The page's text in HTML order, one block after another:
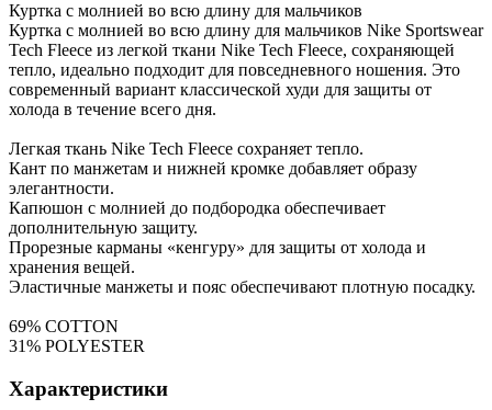
Куртка с молнией во всю длину для мальчиков
Куртка с молнией во всю длину для мальчиков Nike Sportswear
Tech Fleece из легкой ткани Nike Tech Fleece, сохраняющей
тепло, идеально подходит для повседневного ношения. Это
современный вариант классической худи для защиты от
холода в течение всего дня.
Легкая ткань Nike Tech Fleece сохраняет тепло.
Кант по манжетам и нижней кромке добавляет образу
элегантности.
Капюшон с молнией до подбородка обеспечивает
дополнительную защиту.
Прорезные карманы «кенгуру» для защиты от холода и
хранения вещей.
Эластичные манжеты и пояс обеспечивают плотную посадку.
69% COTTON
31% POLYESTER
Характеристики